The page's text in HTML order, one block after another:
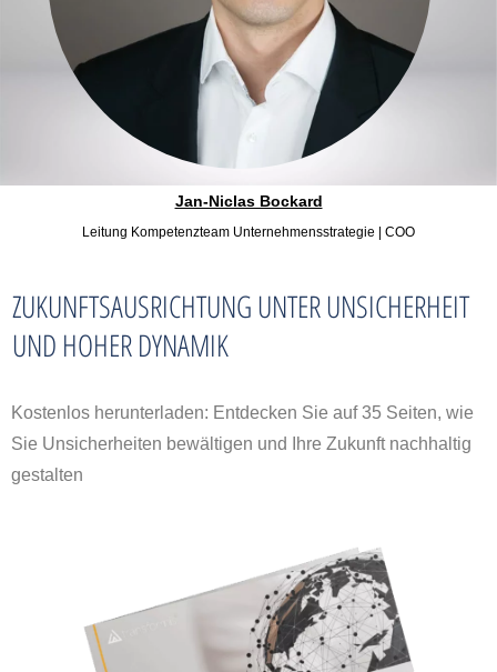
Jan-Niclas Bockard
Leitung Kompetenzteam Unternehmensstrategie | COO
ZUKUNFTSAUSRICHTUNG UNTER UNSICHERHEIT
UND HOHER DYNAMIK
Kostenlos herunterladen: Entdecken Sie auf 35 Seiten, wie
Sie Unsicherheiten bewältigen und Ihre Zukunft nachhaltig
gestalten